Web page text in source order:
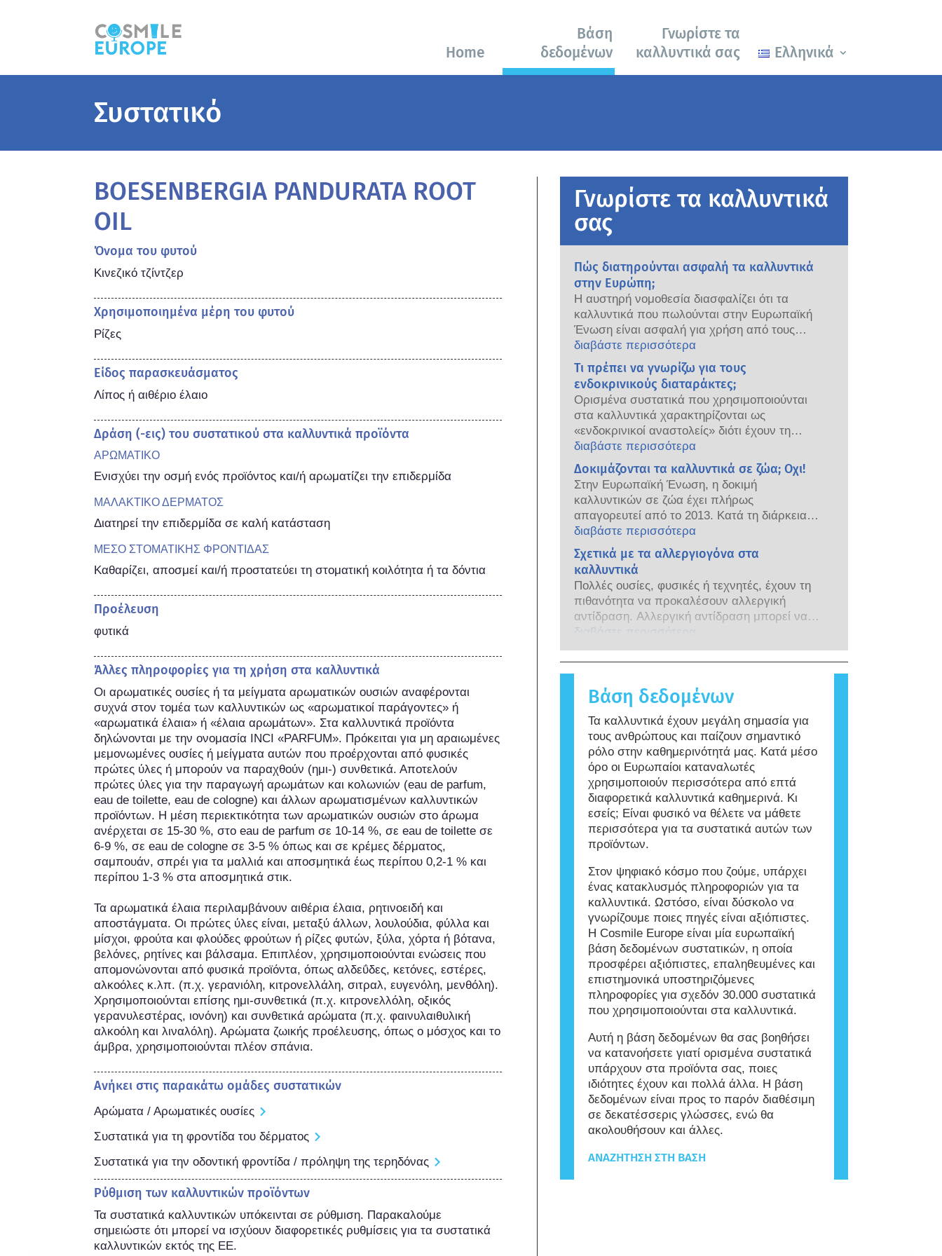
Home
Βάση
δεδομένων
Γνωρίστε τα
καλλυντικά σας
Ελληνικά
Συστατικό
BOESENBERGIA PANDURATA ROOT
OIL
Όνομα του φυτού
Κινεζικό τζίντζερ
Χρησιμοποιημένα μέρη του φυτού
Ρίζες
Είδος παρασκευάσματος
Λίπος ή αιθέριο έλαιο
Δράση (-εις) του συστατικού στα καλλυντικά προϊόντα
ΑΡΩΜΑΤΙΚΟ
Ενισχύει την οσμή ενός προϊόντος και/ή αρωματίζει την επιδερμίδα
ΜΑΛΑΚΤΙΚΟ ΔΕΡΜΑΤΟΣ
Διατηρεί την επιδερμίδα σε καλή κατάσταση
ΜΕΣΟ ΣΤΟΜΑΤΙΚΗΣ ΦΡΟΝΤΙΔΑΣ
Καθαρίζει, αποσμεί και/ή προστατεύει τη στοματική κοιλότητα ή τα δόντια
Προέλευση
φυτικά
Άλλες πληροφορίες για τη χρήση στα καλλυντικά
Οι αρωματικές ουσίες ή τα μείγματα αρωματικών ουσιών αναφέρονται
συχνά στον τομέα των καλλυντικών ως «αρωματικοί παράγοντες» ή
«αρωματικά έλαια» ή «έλαια αρωμάτων». Στα καλλυντικά προϊόντα
δηλώνονται με την ονομασία INCI «PARFUM». Πρόκειται για μη αραιωμένες
μεμονωμένες ουσίες ή μείγματα αυτών που προέρχονται από φυσικές
πρώτες ύλες ή μπορούν να παραχθούν (ημι-) συνθετικά. Αποτελούν
πρώτες ύλες για την παραγωγή αρωμάτων και κολωνιών (eau de parfum,
eau de toilette, eau de cologne) και άλλων αρωματισμένων καλλυντικών
προϊόντων. Η μέση περιεκτικότητα των αρωματικών ουσιών στο άρωμα
ανέρχεται σε 15-30 %, στο eau de parfum σε 10-14 %, σε eau de toilette σε
6-9 %, σε eau de cologne σε 3-5 % όπως και σε κρέμες δέρματος,
σαμπουάν, σπρέι για τα μαλλιά και αποσμητικά έως περίπου 0,2-1 % και
περίπου 1-3 % στα αποσμητικά στικ.
Τα αρωματικά έλαια περιλαμβάνουν αιθέρια έλαια, ρητινοειδή και
αποστάγματα. Οι πρώτες ύλες είναι, μεταξύ άλλων, λουλούδια, φύλλα και
μίσχοι, φρούτα και φλούδες φρούτων ή ρίζες φυτών, ξύλα, χόρτα ή βότανα,
βελόνες, ρητίνες και βάλσαμα. Επιπλέον, χρησιμοποιούνται ενώσεις που
απομονώνονται από φυσικά προϊόντα, όπως αλδεΰδες, κετόνες, εστέρες,
αλκοόλες κ.λπ. (π.χ. γερανιόλη, κιτρονελλάλη, σιτραλ, ευγενόλη, μενθόλη).
Χρησιμοποιούνται επίσης ημι-συνθετικά (π.χ. κιτρονελλόλη, οξικός
γερανυλεστέρας, ιονόνη) και συνθετικά αρώματα (π.χ. φαινυλαιθυλική
αλκοόλη και λιναλόλη). Αρώματα ζωικής προέλευσης, όπως ο μόσχος και το
άμβρα, χρησιμοποιούνται πλέον σπάνια.
Ανήκει στις παρακάτω ομάδες συστατικών
Αρώματα / Αρωματικές ουσίες
Συστατικά για τη φροντίδα του δέρματος
Συστατικά για την οδοντική φροντίδα / πρόληψη της τερηδόνας
Ρύθμιση των καλλυντικών προϊόντων
Τα συστατικά καλλυντικών υπόκεινται σε ρύθμιση. Παρακαλούμε
σημειώστε ότι μπορεί να ισχύουν διαφορετικές ρυθμίσεις για τα συστατικά
καλλυντικών εκτός της ΕΕ.
Γνωρίστε τα καλλυντικά
σας
Πώς διατηρούνται ασφαλή τα καλλυντικά
στην Ευρώπη;
Η αυστηρή νομοθεσία διασφαλίζει ότι τα
καλλυντικά που πωλούνται στην Ευρωπαϊκή
Ένωση είναι ασφαλή για χρήση από τους
ανθρώπους. Οι εταιρείες και οι εθνικές και
ευρωπαϊκές ρυθμιστικές αρχές μοιράζονται
την ευθύνη για την ασφάλεια των καλλυντικών
προϊόντων.
διαβάστε περισσότερα
Τι πρέπει να γνωρίζω για τους
ενδοκρινικούς διαταράκτες;
Ορισμένα συστατικά που χρησιμοποιούνται
στα καλλυντικά χαρακτηρίζονται ως
«ενδοκρινικοί αναστολείς» διότι έχουν τη
δυνατότητα να μιμούνται κάποιες ιδιότητες
των ορμονών μας. Ωστόσο επειδή αυτά τα
συστατικά έχουν τη δυνατότητα να μιμηθούν
μια ορμόνη, δεν σημαίνει ότι θα διαταράξουν
το ενδοκρινικό μας σύστημα. Πολλές ουσίες,
συμπεριλαμβανομένων των φυσικών,
μιμούνται τις ανθρώπινες ορμόνες. Ελάχιστες
όμως από αυτές, κυρίως σε ισχυρά φάρμακα,
έχουν δείξει ότι προκαλούν διαταραχές του
ενδοκρινικού συστήματος. Οι αξιολογήσεις
ασφαλείας των προϊόντων διενεργούνται με
αυστηρά κριτήρια, είναι υποχρεωτικές για
όλες εταιρείες, και διεξάγονται από ειδικά
εκτενώς όλους τους πιθανούς κινδύνους,
συμπεριλαμβανομένης της πιθανής
ενδοκρινικής διαταραχής.
διαβάστε περισσότερα
Δοκιμάζονται τα καλλυντικά σε ζώα; Οχι!
Στην Ευρωπαϊκή Ένωση, η δοκιμή
καλλυντικών σε ζώα έχει πλήρως
απαγορευτεί από το 2013. Κατά τη διάρκεια
των τελευταίων 30 ετών, πριν από τη θέσπιση
της συγκεκριμένης νομοθεσίας, η βιομηχανία
καλλυντικών και προσωπικής φροντίδας έχει
επενδύσει σημαντικά σε έρευνα και ανάπτυξη
προκειμένου να δημιουργήσει πρωτοπόρες
εναλλακτικές μεθόδους δοκιμής που δεν
εμπλέκουν ζώα, με σκοπό την αξιολόγηση της
προϊόντων καλλυντικών.
διαβάστε περισσότερα
Σχετικά με τα αλλεργιογόνα στα
καλλυντικά
Πολλές ουσίες, φυσικές ή τεχνητές, έχουν τη
πιθανότητα να προκαλέσουν αλλεργική
αντίδραση. Αλλεργική αντίδραση μπορεί να
συμβεί όταν το ανοσοποιητικό σύστημα ενός
πλειοψηφία του πληθυσμού είναι αβλαβείς.
Μια ουσία που προκαλεί αλλεργική αντίδραση
ονομάζεται αλλεργιογόνο. Τα καλλυντικά και
τα προϊόντα προσωπικής φροντίδας μπορεί
να περιέχουν συστατικά που ενδεχομένως να
είναι αλλεργιογόνα για ορισμένα άτομα.
Αυτό σημαίνει ότι το προϊόν είναι ασφαλές για
χρήση από άλλα άτομα.
διαβάστε περισσότερα
Βάση δεδομένων
Τα καλλυντικά έχουν μεγάλη σημασία για
τους ανθρώπους και παίζουν σημαντικό
ρόλο στην καθημερινότητά μας. Κατά μέσο
όρο οι Ευρωπαίοι καταναλωτές
χρησιμοποιούν περισσότερα από επτά
διαφορετικά καλλυντικά καθημερινά. Κι
εσείς; Είναι φυσικό να θέλετε να μάθετε
περισσότερα για τα συστατικά αυτών των
προϊόντων.
Στον ψηφιακό κόσμο που ζούμε, υπάρχει
ένας κατακλυσμός πληροφοριών για τα
καλλυντικά. Ωστόσο, είναι δύσκολο να
γνωρίζουμε ποιες πηγές είναι αξιόπιστες.
Η Cosmile Europe είναι μία ευρωπαϊκή
βάση δεδομένων συστατικών, η οποία
προσφέρει αξιόπιστες, επαληθευμένες και
επιστημονικά υποστηριζόμενες
πληροφορίες για σχεδόν 30.000 συστατικά
που χρησιμοποιούνται στα καλλυντικά.
Αυτή η βάση δεδομένων θα σας βοηθήσει
να κατανοήσετε γιατί ορισμένα συστατικά
υπάρχουν στα προϊόντα σας, ποιες
ιδιότητες έχουν και πολλά άλλα. Η βάση
δεδομένων είναι προς το παρόν διαθέσιμη
σε δεκατέσσερις γλώσσες, ενώ θα
ακολουθήσουν και άλλες.
ΑΝΑΖΉΤΗΣΗ ΣΤΗ ΒΆΣΗ